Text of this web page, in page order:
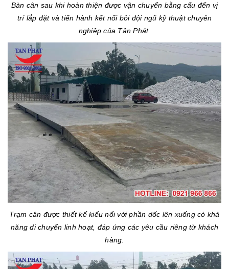
Bàn cân sau khi hoàn thiện được vận chuyển bằng cẩu đến vị
trí lắp đặt và tiến hành kết nối bởi đội ngũ kỹ thuật chuyên
nghiệp của Tân Phát.
Trạm cân được thiết kế kiểu nổi với phần dốc lên xuống có khả
năng di chuyển linh hoạt, đáp ứng các yêu cầu riêng từ khách
hàng.